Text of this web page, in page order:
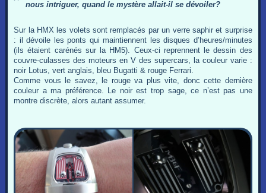
nous intriguer, quand le mystère allait-il se dévoiler?
Sur la HMX les volets sont remplacés par un verre saphir et surprise
: il dévoile les ponts qui maintiennent les disques d’heures/minutes
(ils étaient carénés sur la HM5). Ceux-ci reprennent le dessin des
couvre-culasses des moteurs en V des supercars, la couleur varie :
noir Lotus, vert anglais, bleu Bugatti & rouge Ferrari.
Comme vous le savez, le rouge va plus vite, donc cette dernière
couleur a ma préférence. Le noir est trop sage, ce n’est pas une
montre discrète, alors autant assumer.